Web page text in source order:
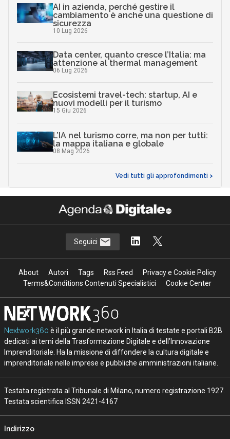
AI in azienda, perché gestire il
cambiamento è anche una questione di
sicurezza
10 Lug 2026
Data center, quanto cresce l’Italia: ma
attenzione al thermal management
06 Lug 2026
Ecosistemi travel-tech: startup, AI e
nuovi modelli per il turismo
15 Giu 2026
L’IA nel turismo corre, ma non per tutti:
la mappa italiana e globale
08 Mag 2026
Vedi tutti gli approfondimenti >
Seguici
About Autori Tags Rss Feed
Privacy e Cookie Policy
Terms&Conditions Contenuti Specialistici
Cookie Center
Nextwork360 è il più grande network in Italia di testate e portali B2B
dedicati ai temi della Trasformazione Digitale e dell’Innovazione
Imprenditoriale. Ha la missione di diffondere la cultura digitale e
imprenditoriale nelle imprese e pubbliche amministrazioni italiane.
Testata registrata al Tribunale di Milano, numero registrazione 1927.
Testata scientifica ISSN 2421-4167
Indirizzo